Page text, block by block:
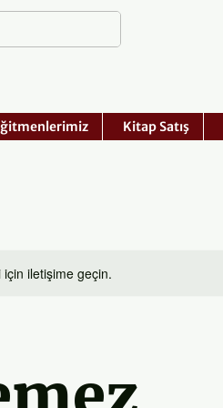
Kitap Satış
için iletişime geçin.